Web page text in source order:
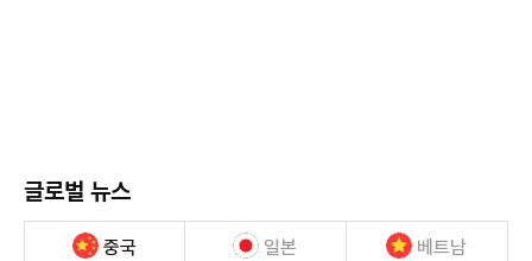
글로벌 뉴스
중국 일본 베트남